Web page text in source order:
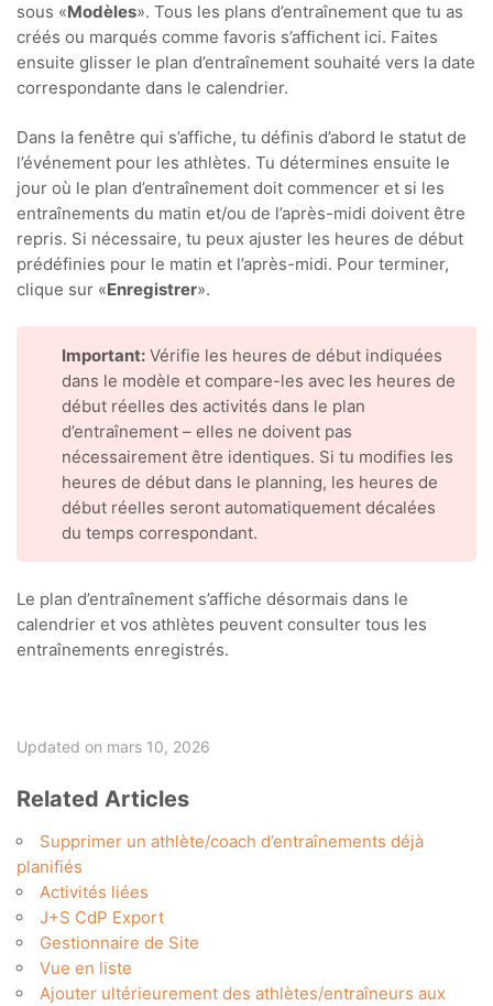
sous «Modèles». Tous les plans d’entraînement que tu as
créés ou marqués comme favoris s’affichent ici. Faites
ensuite glisser le plan d’entraînement souhaité vers la date
correspondante dans le calendrier.
Dans la fenêtre qui s’affiche, tu définis d’abord le statut de
l’événement pour les athlètes. Tu détermines ensuite le
jour où le plan d’entraînement doit commencer et si les
entraînements du matin et/ou de l’après-midi doivent être
repris. Si nécessaire, tu peux ajuster les heures de début
prédéfinies pour le matin et l’après-midi. Pour terminer,
clique sur «Enregistrer».
Important: Vérifie les heures de début indiquées
dans le modèle et compare-les avec les heures de
début réelles des activités dans le plan
d’entraînement – elles ne doivent pas
nécessairement être identiques. Si tu modifies les
heures de début dans le planning, les heures de
début réelles seront automatiquement décalées
du temps correspondant.
Le plan d’entraînement s’affiche désormais dans le
calendrier et vos athlètes peuvent consulter tous les
entraînements enregistrés.
Updated on mars 10, 2026
Related Articles
Supprimer un athlète/coach d’entraînements déjà
planifiés
Activités liées
J+S CdP Export
Gestionnaire de Site
Vue en liste
Ajouter ultérieurement des athlètes/entraîneurs aux